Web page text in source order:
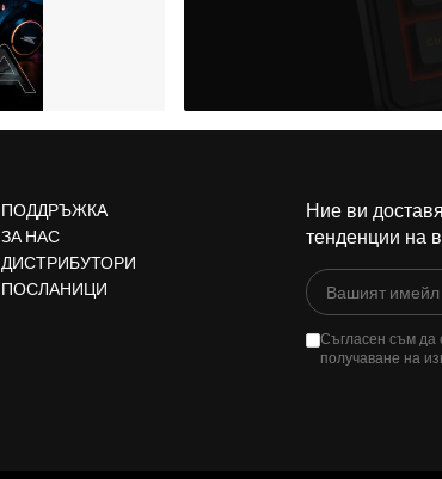
ПОДДРЪЖКА
ЗА НАС
ДИСТРИБУТОРИ
ПОСЛАНИЦИ
Ние ви
тенденции на
Съгласен съм да
получаване на